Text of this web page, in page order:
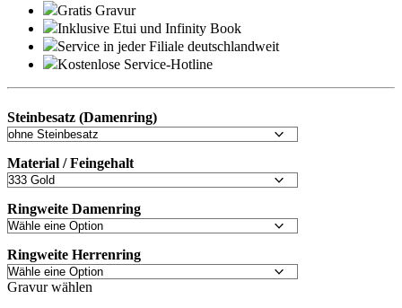
Gratis Gravur
Inklusive Etui und Infinity Book
Service in jeder Filiale deutschlandweit
Kostenlose Service-Hotline
Steinbesatz (Damenring)
Material / Feingehalt
Ringweite Damenring
Ringweite Herrenring
Gravur wählen